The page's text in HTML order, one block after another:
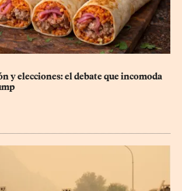
y elecciones: el debate que incomoda